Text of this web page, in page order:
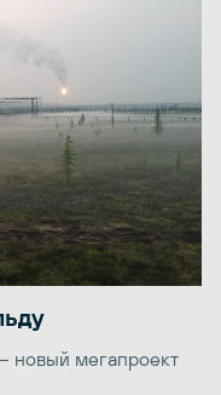
новый мегапроект